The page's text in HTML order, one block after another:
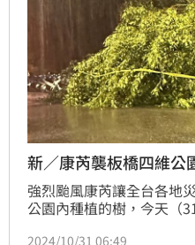
新／康芮襲板橋四維
強烈颱風康芮讓全台各地
公園內種植的樹，今天（
2024/10/31 06:49